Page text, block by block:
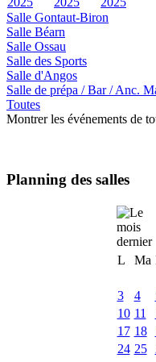
Salle Gontaut-Biron
Salle Béarn
Salle Ossau
Salle des Sports
Salle d'Angos
Salle de prépa / Bar / Anc.
Toutes
Montrer les événements de
Planning des salles
L
Ma
3
4
10 11
17 18
24 25